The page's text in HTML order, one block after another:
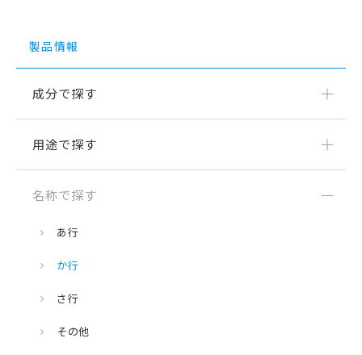
製品情報
成分で探す
用途で探す
名称で探す
あ行
か行
さ行
その他